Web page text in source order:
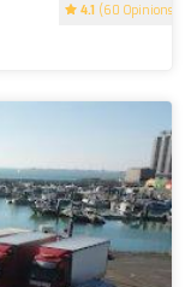
4.1 (60 Opinions)